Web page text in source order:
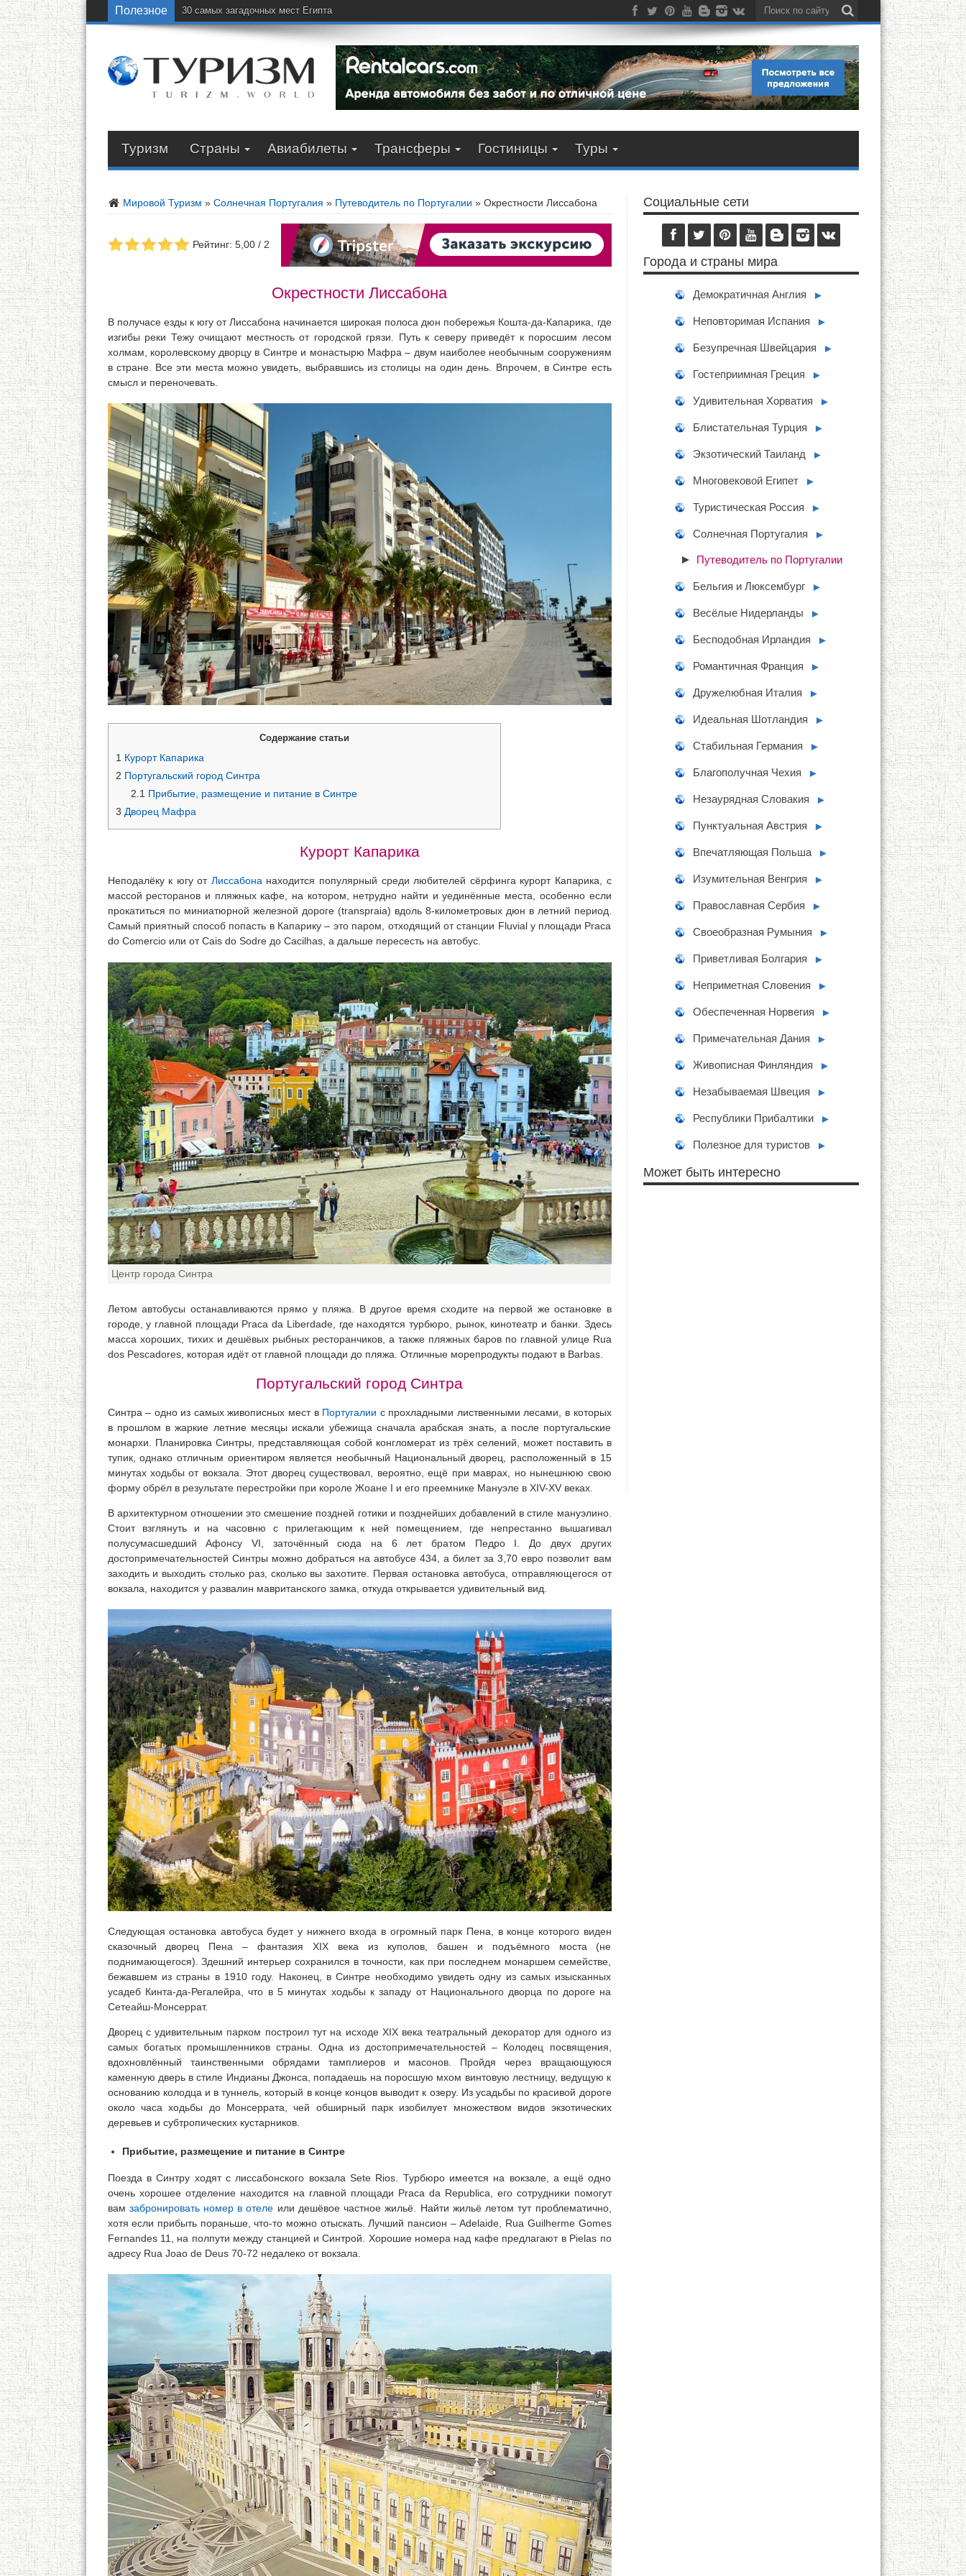
Полезное 30 самых загадочных мест Египта
Туризм Страны Авиабилеты Трансферы Гостиницы Туры
Мировой Туризм » Солнечная Португалия » Путеводитель по Португалии » Окрестности Лиссабона
Рейтинг: 5,00 / 2
Окрестности Лиссабона
В получасе езды к югу от Лиссабона начинается широкая полоса дюн побережья Кошта-да-Капарика, где
изгибы реки Тежу очищают местность от городской грязи. Путь к северу приведёт к поросшим лесом
холмам, королевскому дворцу в Синтре и монастырю Мафра – двум наиболее необычным сооружениям
в стране. Все эти места можно увидеть, выбравшись из столицы на один день. Впрочем, в Синтре есть
смысл и переночевать.
Содержание статьи
1 Курорт Капарика
2 Португальский город Синтра
2.1 Прибытие, размещение и питание в Синтре
3 Дворец Мафра
Курорт Капарика
Неподалёку к югу от Лиссабона находится популярный среди любителей сёрфинга курорт Капарика, с
массой ресторанов и пляжных кафе, на котором, нетрудно найти и уединённые места, особенно если
прокатиться по миниатюрной железной дороге (transpraia) вдоль 8-километровых дюн в летний период.
Самый приятный способ попасть в Капарику – это паром, отходящий от станции Fluvial у площади Praca
do Comercio или от Cais do Sodre до Cacilhas, а дальше пересесть на автобус.
Центр города Синтра
Летом автобусы останавливаются прямо у пляжа. В другое время сходите на первой же остановке в
городе, у главной площади Ргаcа da Liberdade, где находятся турбюро, рынок, кинотеатр и банки. Здесь
масса хороших, тихих и дешёвых рыбных ресторанчиков, а также пляжных баров по главной улице Rua
dos Pescadores, которая идёт от главной площади до пляжа. Отличные морепродукты подают в Barbas.
Португальский город Синтра
Синтра – одно из самых живописных мест в Португалии с прохладными лиственными лесами, в которых
в прошлом в жаркие летние месяцы искали убежища сначала арабская знать, а после португальские
монархи. Планировка Синтры, представляющая собой конгломерат из трёх селений, может поставить в
тупик, однако отличным ориентиром является необычный Национальный дворец, расположенный в 15
минутах ходьбы от вокзала. Этот дворец существовал, вероятно, ещё при маврах, но нынешнюю свою
форму обрёл в результате перестройки при короле Жоане I и его преемнике Мануэле в XIV-XV веках.
В архитектурном отношении это смешение поздней готики и позднейших добавлений в стиле мануэлино.
Стоит взглянуть и на часовню с прилегающим к ней помещением, где непрестанно вышагивал
полусумасшедший Афонсу VI, заточённый сюда на 6 лет братом Педро I. До двух других
достопримечательностей Синтры можно добраться на автобусе 434, а билет за 3,70 евро позволит вам
заходить и выходить столько раз, сколько вы захотите. Первая остановка автобуса, отправляющегося от
вокзала, находится у развалин мавританского замка, откуда открывается удивительный вид.
Следующая остановка автобуса будет у нижнего входа в огромный парк Пена, в конце которого виден
сказочный дворец Пена – фантазия XIX века из куполов, башен и подъёмного моста (не
поднимающегося). Здешний интерьер сохранился в точности, как при последнем монаршем семействе,
бежавшем из страны в 1910 году. Наконец, в Синтре необходимо увидеть одну из самых изысканных
усадеб Кинта-да-Регалейра, что в 5 минутах ходьбы к западу от Национального дворца по дороге на
Сетеайш-Монсеррат.
Дворец с удивительным парком построил тут на исходе XIX века театральный декоратор для одного из
самых богатых промышленников страны. Одна из достопримечательностей – Колодец посвящения,
вдохновлённый таинственными обрядами тамплиеров и масонов. Пройдя через вращающуюся
каменную дверь в стиле Индианы Джонса, попадаешь на поросшую мхом винтовую лестницу, ведущую к
основанию колодца и в туннель, который в конце концов выводит к озеру. Из усадьбы по красивой дороге
около часа ходьбы до Монсеррата, чей обширный парк изобилует множеством видов экзотических
деревьев и субтропических кустарников.
Прибытие, размещение и питание в Синтре
Поезда в Синтру ходят с лиссабонского вокзала Sete Rios. Турбюро имеется на вокзале, а ещё одно
очень хорошее отделение находится на главной площади Praca da Republica, его сотрудники помогут
вам забронировать номер в отеле или дешёвое частное жильё. Найти жильё летом тут проблематично,
хотя если прибыть пораньше, что-то можно отыскать. Лучший пансион – Adelaide, Rua Guilherme Gomes
Fernandes 11, на полпути между станцией и Синтрой. Хорошие номера над кафе предлагают в Pielas по
адресу Rua Joao de Deus 70-72 недалеко от вокзала.
Социальные сети
Города и страны мира
Демократичная Англия ►
Неповторимая Испания ►
Безупречная Швейцария ►
Гостеприимная Греция ►
Удивительная Хорватия ►
Блистательная Турция ►
Экзотический Таиланд ►
Многовековой Египет ►
Туристическая Россия ►
Солнечная Португалия ►
Путеводитель по Португалии
Бельгия и Люксембург ►
Весёлые Нидерланды ►
Бесподобная Ирландия ►
Романтичная Франция ►
Дружелюбная Италия ►
Идеальная Шотландия ►
Стабильная Германия ►
Благополучная Чехия ►
Незаурядная Словакия ►
Пунктуальная Австрия ►
Впечатляющая Польша ►
Изумительная Венгрия ►
Православная Сербия ►
Своеобразная Румыния ►
Приветливая Болгария ►
Неприметная Словения ►
Обеспеченная Норвегия ►
Примечательная Дания ►
Живописная Финляндия ►
Незабываемая Швеция ►
Республики Прибалтики ►
Полезное для туристов ►
Может быть интересно